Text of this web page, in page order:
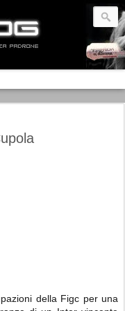
della Figc per una